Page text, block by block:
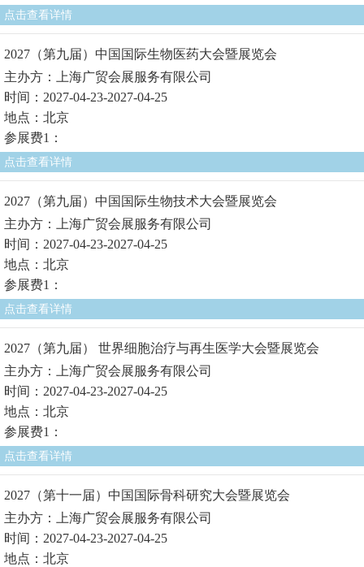
点击查看详情
2027（第九届）中国国际生物医药大会暨展览会
主办方：上海广贸会展服务有限公司
时间：2027-04-23-2027-04-25
地点：北京
参展费1：
点击查看详情
2027（第九届）中国国际生物技术大会暨展览会
主办方：上海广贸会展服务有限公司
时间：2027-04-23-2027-04-25
地点：北京
参展费1：
点击查看详情
2027（第九届） 世界细胞治疗与再生医学大会暨展览会
主办方：上海广贸会展服务有限公司
时间：2027-04-23-2027-04-25
地点：北京
参展费1：
点击查看详情
2027（第十一届）中国国际骨科研究大会暨展览会
主办方：上海广贸会展服务有限公司
时间：2027-04-23-2027-04-25
地点：北京